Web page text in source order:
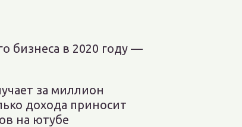
бизнеса в 2020 году —
за миллион
дохода приносит
на ютубе